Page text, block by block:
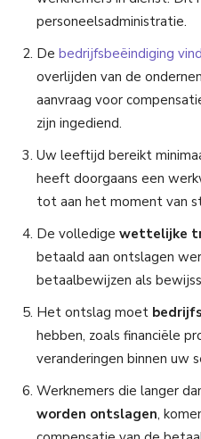
personeelsadministratie.
De bedrijfsbeëindiging
overlijden van de
aanvraag voor
zijn ingediend.
Uw leeftijd bereikt
heeft doorgaans een
tot aan het moment van
De volledige wettelijke
betaald aan ontslagen
betaalbewijzen als
Het ontslag moet
hebben, zoals financiële
veranderingen binnen uw
Werknemers die langer
worden ontslagen,